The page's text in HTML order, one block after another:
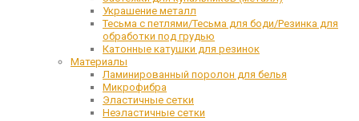
Украшение металл
Тесьма с петлями/Тесьма для боди/Резинка для
обработки под грудью
Катонные катушки для резинок
Материалы
Ламинированный поролон для белья
Микрофибра
Эластичные сетки
Неэластичные сетки